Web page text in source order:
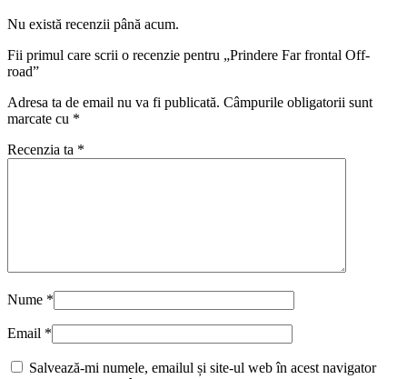
Nu există recenzii până acum.
Fii primul care scrii o recenzie pentru „Prindere Far frontal Off-
road”
Adresa ta de email nu va fi publicată. Câmpurile obligatorii sunt
marcate cu *
Recenzia ta *
Nume *
Email *
Salvează-mi numele, emailul și site-ul web în acest navigator